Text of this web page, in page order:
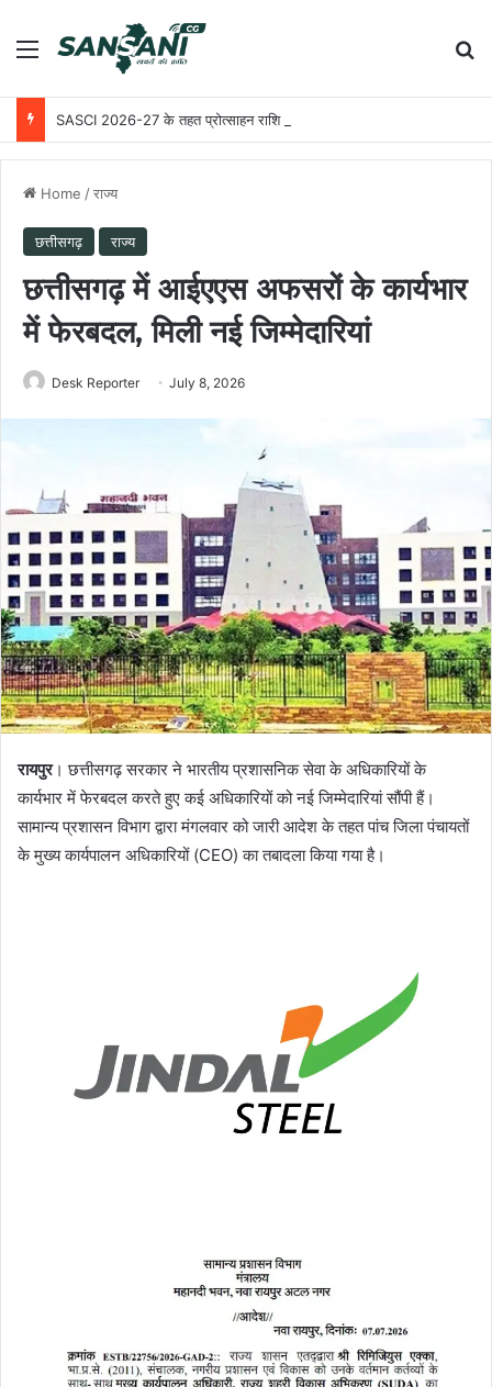
Menu
Home /राज्य
छत्तीसगढ़ राज्य
छत्तीसगढ़ में आईएएस अफसरों के कार्यभार
में फेरबदल, मिली नई जिम्मेदारियां
Desk Reporter July 8, 2026
रायपुर। छत्तीसगढ़ सरकार ने भारतीय प्रशासनिक सेवा के अधिकारियों के
कार्यभार में फेरबदल करते हुए कई अधिकारियों को नई जिम्मेदारियां सौंपी हैं।
सामान्य प्रशासन विभाग द्वारा मंगलवार को जारी आदेश के तहत पांच जिला पंचायतों
के मुख्य कार्यपालन अधिकारियों (CEO) का तबादला किया गया है।